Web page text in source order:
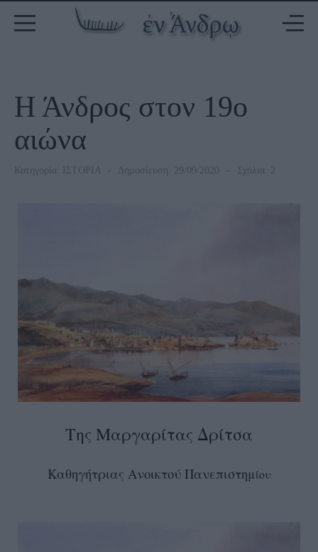
Η Άνδρος στον 19ο
αιώνα
Κατηγορία: ΙΣΤΟΡΙΑ Δημοσίευση: 29/09/2020 Σχόλια: 2
Της Μαργαρίτας Δρίτσα
Καθηγήτριας Ανοικτού Πανεπιστημίου